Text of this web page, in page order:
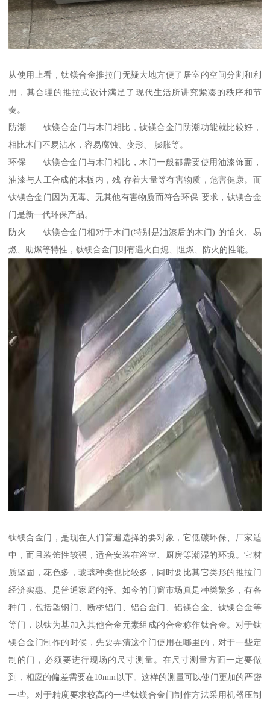
从使用上看，钛镁合金推拉门无疑大地方便了居室的空间分割和利
用，其合理的推拉式设计满足了现代生活所讲究紧凑的秩序和节
奏。
防潮——钛镁合金门与木门相比，钛镁合金门防潮功能就比较好，
相比木门不易沾水，容易腐蚀、变形、 膨胀等。
环保——钛镁合金门与木门相比，木门一般都需要使用油漆饰面，
油漆与人工合成的木板内，残 存着大量等有害物质，危害健康。而
钛镁合金门因为无毒、无其他有害物质而符合环保 要求，钛镁合金
门是新一代环保产品。
防火——钛镁合金门相对于木门(特别是油漆后的木门) 的怕火、易
燃、助燃等特性，钛镁合金门则有遇火自熄、阻燃、防火的性能。
钛镁合金门，是现在人们普遍选择的要对象，它低碳环保、厂家适
中，而且装饰性较强，适合安装在浴室、厨房等潮湿的环境。它材
质坚固，花色多，玻璃种类也比较多，同时要比其它类形的推拉门
经济实惠。是普通家庭的择。如今的门窗市场真是种类繁多，有各
种门，包括塑钢门、断桥铝门、铝合金门、铝镁合金、钛镁合金等
等门，以钛为基加入其他合金元素组成的合金称作钛合金。对于钛
镁合金门制作的时候，先要弄清这个门使用在哪里的，对于一些定
制的门，必须要进行现场的尺寸测量。在尺寸测量方面一定要做
到，相应的偏差需要在10mm以下。这样的测量可以使门更加的严密
一些。对于精度要求较高的一些钛镁合金门制作方法采用机器压制